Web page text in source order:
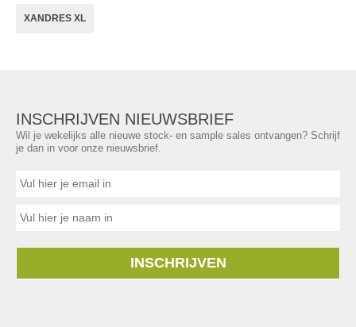
XANDRES XL
INSCHRIJVEN NIEUWSBRIEF
Wil je wekelijks alle nieuwe stock- en sample sales ontvangen? Schrijf
je dan in voor onze nieuwsbrief.
INSCHRIJVEN